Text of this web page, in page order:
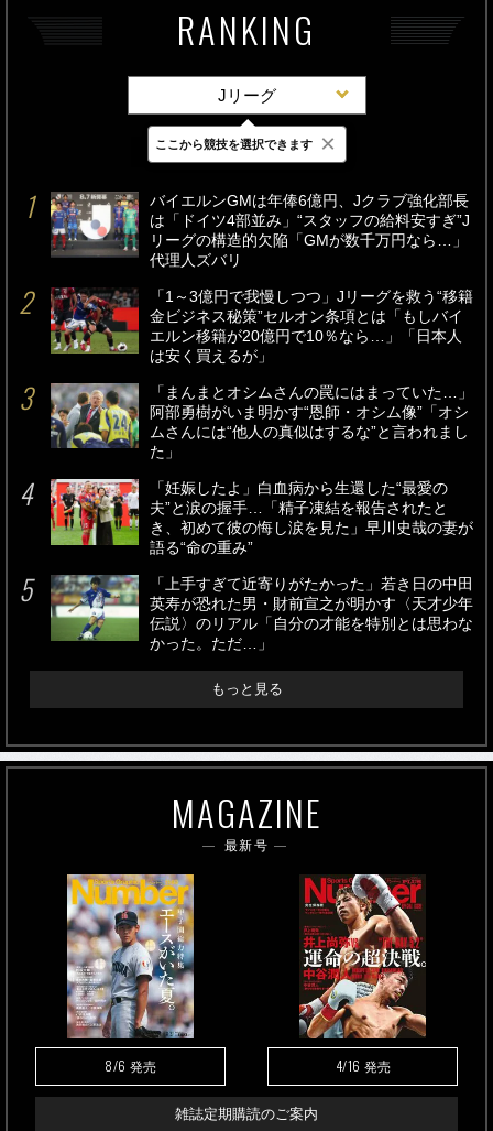
RANKING
Jリーグ
最新 24時間 週間
バイエルンGMは年俸6億円、Jクラブ強化部長
は「ドイツ4部並み」“スタッフの給料安すぎ”J
リーグの構造的欠陥「GMが数千万円なら…」
代理人ズバリ
「1～3億円で我慢しつつ」Jリーグを救う“移籍
金ビジネス秘策”セルオン条項とは「もしバイ
エルン移籍が20億円で10％なら…」「日本人
は安く買えるが」
「まんまとオシムさんの罠にはまっていた…」
阿部勇樹がいま明かす“恩師・オシム像”「オシ
ムさんには“他人の真似はするな”と言われまし
た」
「妊娠したよ」白血病から生還した“最愛の
夫”と涙の握手…「精子凍結を報告されたと
き、初めて彼の悔し涙を見た」早川史哉の妻が
語る“命の重み”
「上手すぎて近寄りがたかった」若き日の中田
英寿が恐れた男・財前宣之が明かす〈天才少年
伝説〉のリアル「自分の才能を特別とは思わな
かった。ただ…」
もっと見る
MAGAZINE
最新号
8/6 発売 4/16 発売
雑誌定期購読のご案内
ここから競技を選択できます ×